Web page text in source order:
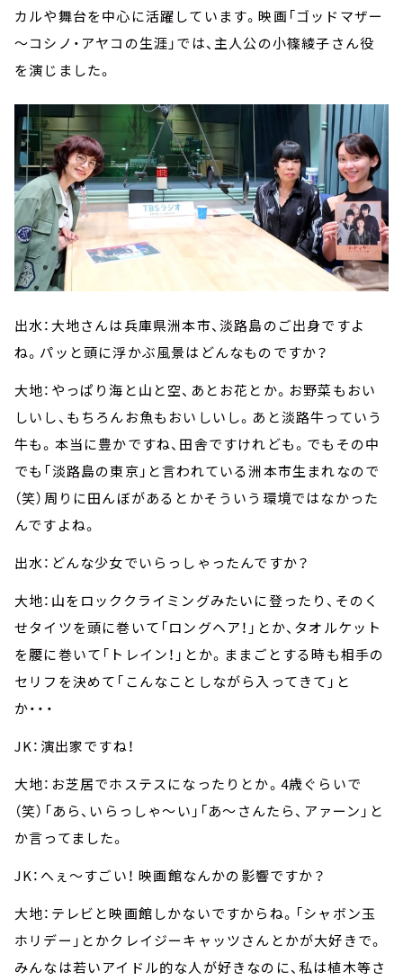
カルや舞台を中心に活躍しています。映画「ゴッドマザー
～コシノ・アヤコの生涯」では、主人公の小篠綾子さん役
を演じました。
出水：大地さんは兵庫県洲本市、淡路島のご出身ですよ
ね。パッと頭に浮かぶ風景はどんなものですか？
大地：やっぱり海と山と空、あとお花とか。お野菜もおい
しいし、もちろんお魚もおいしいし。あと淡路牛っていう
牛も。本当に豊かですね、田舎ですけれども。でもその中
でも「淡路島の東京」と言われている洲本市生まれなので
（笑）周りに田んぼがあるとかそういう環境ではなかった
んですよね。
出水：どんな少女でいらっしゃったんですか？
大地：山をロッククライミングみたいに登ったり、そのく
せタイツを頭に巻いて「ロングヘア！」とか、タオルケット
を腰に巻いて「トレイン！」とか。ままごとする時も相手の
セリフを決めて「こんなことしながら入ってきて」と
か・・・
JK：演出家ですね！
大地：お芝居でホステスになったりとか。4歳ぐらいで
（笑）「あら、いらっしゃ～い」「あ～さんたら、アァーン」と
か言ってました。
JK：へぇ～すごい！ 映画館なんかの影響ですか？
大地：テレビと映画館しかないですからね。「シャボン玉
ホリデー」とかクレイジーキャッツさんとかが大好きで。
みんなは若いアイドル的な人が好きなのに、私は植木等さ